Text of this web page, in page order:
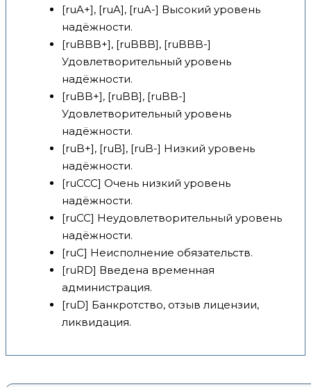
[ruA+], [ruA], [ruA-] Высокий уровень
надёжности.
[ruBBB+], [ruBBB], [ruBBB-]
Удовлетворительный уровень
надёжности.
[ruBB+], [ruBB], [ruBB-]
Удовлетворительный уровень
надёжности.
[ruB+], [ruB], [ruB-] Низкий уровень
надёжности.
[ruCCC] Очень низкий уровень
надёжности.
[ruCC] Неудовлетворительный уровень
надёжности.
[ruC] Неисполнение обязательств.
[ruRD] Введена временная
администрация.
[ruD] Банкротство, отзыв лицензии,
ликвидация.